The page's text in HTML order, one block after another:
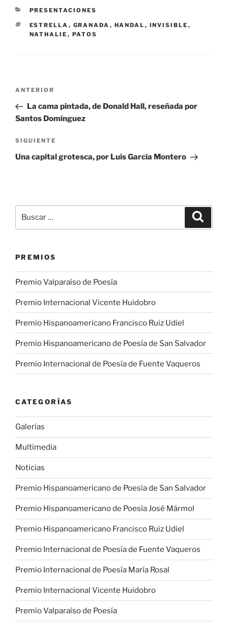
CATEGORÍAS
PRESENTACIONES
ETIQUETAS
ESTRELLA , GRANADA , HANDAL , INVISIBLE ,
NATHALIE , PATOS
Navegación
entradas
Entrada
anterior:
ANTERIOR
La cama pintada, de Donald Hall, reseñada por
Santos Domínguez
Siguiente
entrada
SIGUIENTE
Una capital grotesca, por Luis García Montero
por:
PREMIOS
Premio Valparaíso de Poesía
Premio Internacional Vicente Huidobro
Premio Hispanoamericano Francisco Ruiz Udiel
Premio Hispanoamericano de Poesía de San Salvador
Premio Internacional de Poesía de Fuente Vaqueros
CATEGORÍAS
Galerías
Multimedia
Noticias
Premio Hispanoamericano de Poesía de San Salvador
Premio Hispanoamericano de Poesía José Mármol
Premio Hispanoamericano Francisco Ruiz Udiel
Premio Internacional de Poesía de Fuente Vaqueros
Premio Internacional de Poesía María Rosal
Premio Internacional Vicente Huidobro
Premio Valparaíso de Poesía